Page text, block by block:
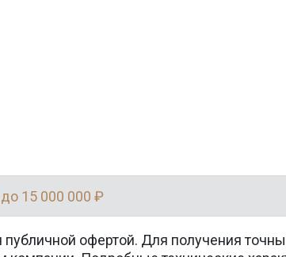
15 000 000 ₽
публичной офертой. Для получения